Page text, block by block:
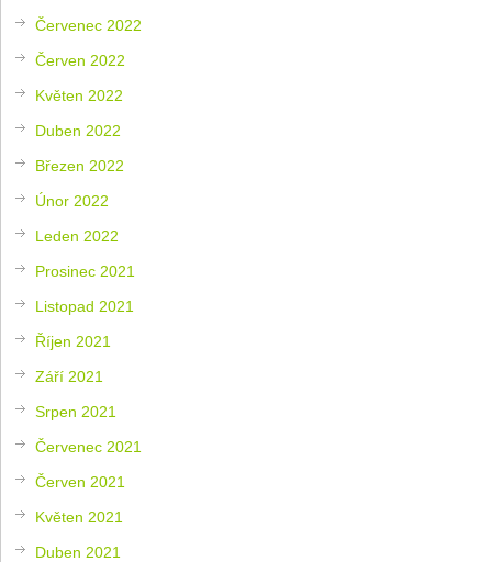
Červenec 2022
Červen 2022
Květen 2022
Duben 2022
Březen 2022
Únor 2022
Leden 2022
Prosinec 2021
Listopad 2021
Říjen 2021
Září 2021
Srpen 2021
Červenec 2021
Červen 2021
Květen 2021
Duben 2021